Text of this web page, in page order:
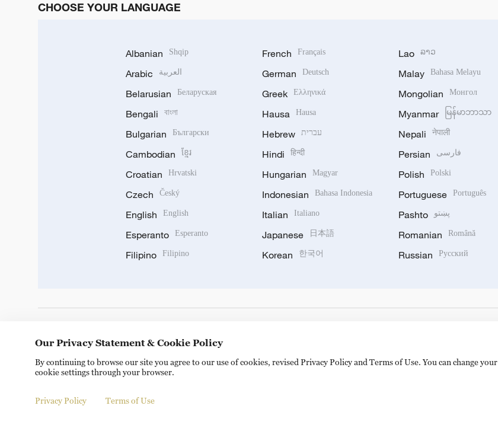
CHOOSE YOUR LANGUAGE
Albanian Shqip
Arabic العربية
Belarusian Беларуская
Bengali বাংলা
Bulgarian Български
Cambodian ខ្មែរ
Croatian Hrvatski
Czech Český
English English
Esperanto Esperanto
Filipino Filipino
French Français
German Deutsch
Greek Ελληνικά
Hausa Hausa
Hebrew עברית
Hindi हिन्दी
Hungarian Magyar
Indonesian Bahasa Indonesia
Italian Italiano
Japanese 日本語
Korean 한국어
Lao ລາວ
Malay Bahasa Melayu
Mongolian Монгол
Myanmar မြန်မာဘာသာ
Nepali नेपाली
Persian فارسی
Polish Polski
Portuguese Português
Pashto پښتو
Romanian Română
Russian Русский
© China Radio International.CRI. All Rights Reserved. 16A Shijingshan Road, Beijing, China. 100040
Our Privacy Statement & Cookie Policy
By continuing to browse our site you agree to our use of cookies, revised Privacy Policy and Terms of Use. You can change your
cookie settings through your browser.
Privacy Policy Terms of Use